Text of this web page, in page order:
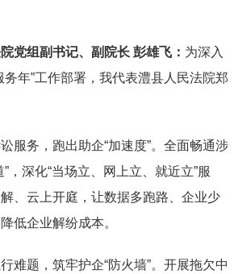
党组副书记、副院长 彭雄飞： 为深入
务年”工作部署，我代表澧县人民法院郑
服务，跑出助企“加速度”。全面畅通涉
，深化“当场立、网上立、就近立”服
、云上开庭，让数据多跑路、企业少
低企业解纷成本。
难题，筑牢护企“防火墙”。开展拖欠中